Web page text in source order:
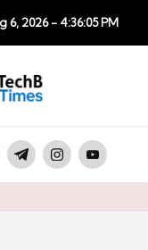
6, 2026- 4:36:06 PM
t.me instagram.com